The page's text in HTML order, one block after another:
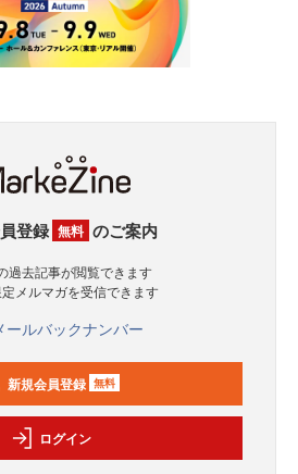
登録 無料 のご案内
過去記事が閲覧できます
定メルマガを受信できます
ールバックナンバー
新規会員登録 無料
ログイン